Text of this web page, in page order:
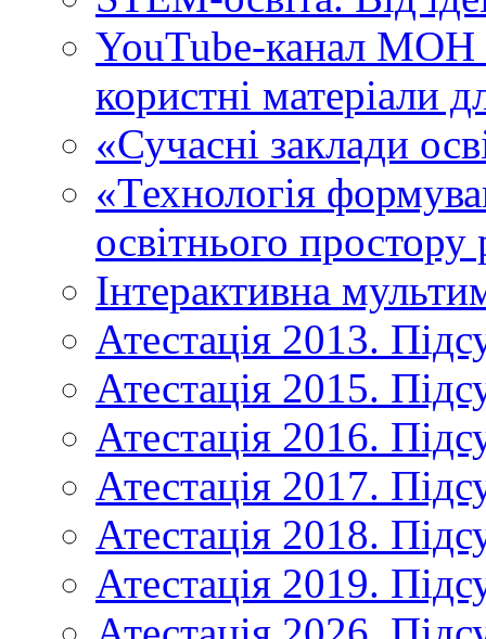
YouTube-канал МОН
користні матеріали
«Сучасні заклади
«Технологія
освітнього простору
Інтерактивна
Атестація 2013.
Атестація 2015.
Атестація 2016.
Атестація 2017.
Атестація 2018.
Атестація 2019.